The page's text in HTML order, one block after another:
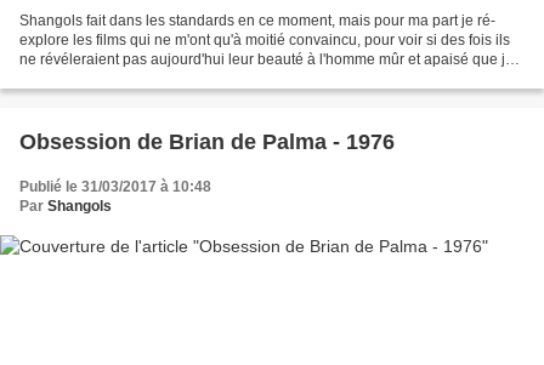
Shangols fait dans les standards en ce moment, mais pour ma part je ré-
explore les films qui ne m'ont qu'à moitié convaincu, pour voir si des fois ils
ne révéleraient pas aujourd'hui leur beauté à l'homme mûr et apaisé que je
Obsession de Brian de Palma - 1976
Publié le 31/03/2017 à 10:48
Par Shangols